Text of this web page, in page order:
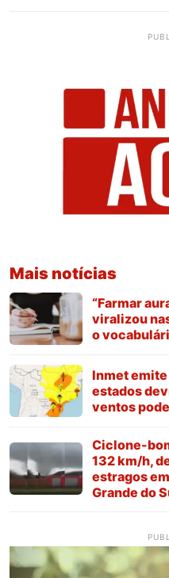
Mais notícias
“Farmar
viralizou
o
Inmet emite
estados
ventos
Ciclone-
132 km/h,
estragos
Grande do